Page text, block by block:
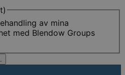
av mina
med Blendow Groups